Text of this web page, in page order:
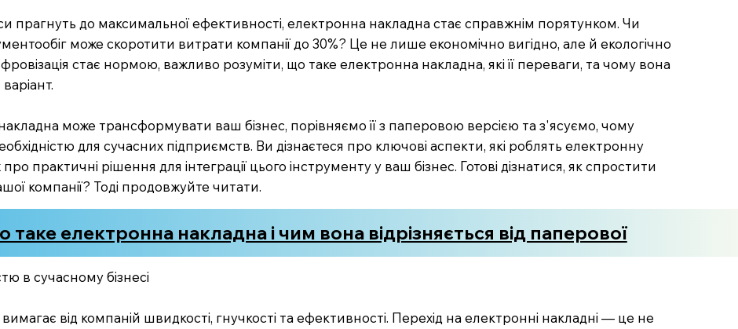
прагнуть до максимальної ефективності, електронна накладна стає справжнім порятунком. Чи
може скоротити витрати компанії до 30%? Це не лише економічно вигідно, але й екологічно
стає нормою, важливо розуміти, що таке електронна накладна, які її переваги, та чому вона
може трансформувати ваш бізнес, порівняємо її з паперовою версією та з'ясуємо, чому
для сучасних підприємств. Ви дізнаєтеся про ключові аспекти, які роблять електронну
практичні рішення для інтеграції цього інструменту у ваш бізнес. Готові дізнатися, як спростити
компанії? Тоді продовжуйте читати.
електронна накладна і чим вона відрізняється від паперової
в сучасному бізнесі
від компаній швидкості, гнучкості та ефективності. Перехід на електронні накладні — це не